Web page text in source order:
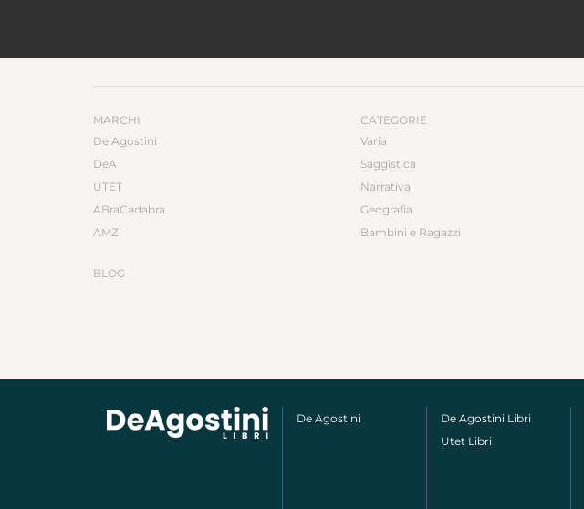
MARCHI
De Agostini
DeA
UTET
ABraCadabra
AMZ
BLOG
CATEGORIE
Varia
Saggistica
Narrativa
Geografia
Bambini e Ragazzi
De Agostini
De Agostini Libri
Utet Libri